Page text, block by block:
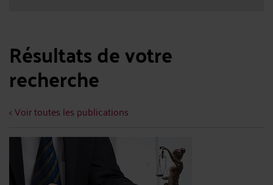
Résultats de votre
recherche
< Voir toutes les publications